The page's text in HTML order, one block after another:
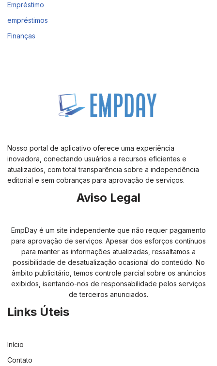
Empréstimo
empréstimos
Finanças
Nosso portal de aplicativo oferece uma experiência
inovadora, conectando usuários a recursos eficientes e
atualizados, com total transparência sobre a independência
editorial e sem cobranças para aprovação de serviços.
Aviso Legal
EmpDay é um site independente que não requer pagamento
para aprovação de serviços. Apesar dos esforços contínuos
para manter as informações atualizadas, ressaltamos a
possibilidade de desatualização ocasional do conteúdo. No
âmbito publicitário, temos controle parcial sobre os anúncios
exibidos, isentando-nos de responsabilidade pelos serviços
de terceiros anunciados.
Links Úteis
Início
Contato